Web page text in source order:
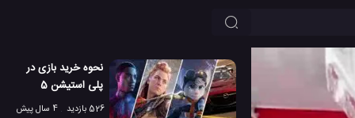
نحوه خرید بازی در
پلی استیشن 5
526 بازدید 4 سال پیش